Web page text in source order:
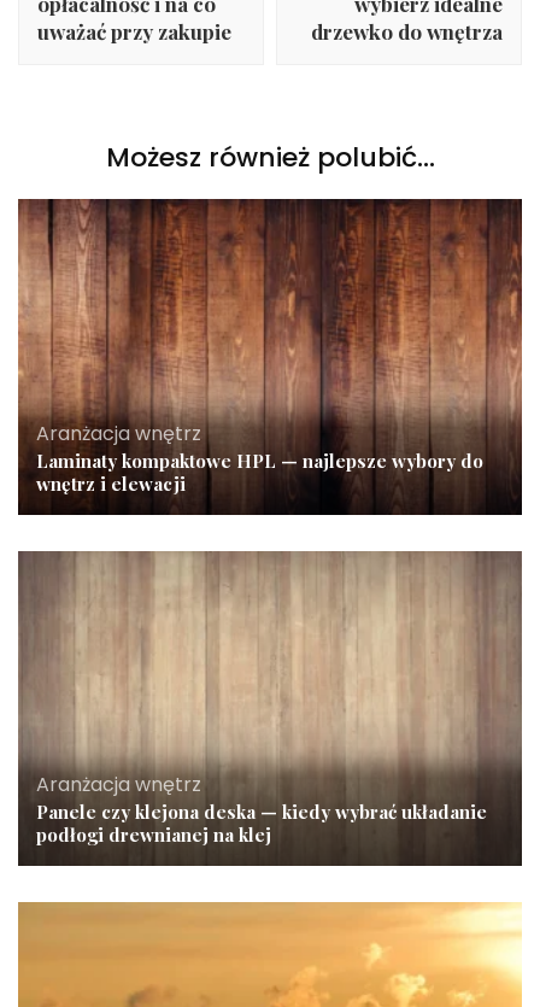
uważać przy zakupie
drzewko do wnętrza
Możesz również polubić…
Aranżacja wnętrz
Laminaty kompaktowe HPL — najlepsze wybory do
wnętrz i elewacji
Aranżacja wnętrz
Panele czy klejona deska — kiedy wybrać układanie
podłogi drewnianej na klej